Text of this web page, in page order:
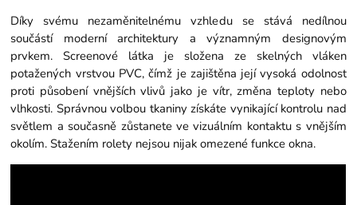
Díky svému nezaměnitelnému vzhledu se stává nedílnou
součástí moderní architektury a významným designovým
prvkem. Screenové látka je složena ze skelných vláken
potažených vrstvou PVC, čímž je zajištěna její vysoká odolnost
proti působení vnějších vlivů jako je vítr, změna teploty nebo
vlhkosti. Správnou volbou tkaniny získáte vynikající kontrolu nad
světlem a současně zůstanete ve vizuálním kontaktu s vnějším
okolím. Stažením rolety nejsou nijak omezené funkce okna.